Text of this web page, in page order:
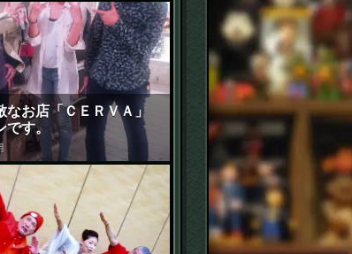
なお店「ＣＥＲＶＡ」
す。